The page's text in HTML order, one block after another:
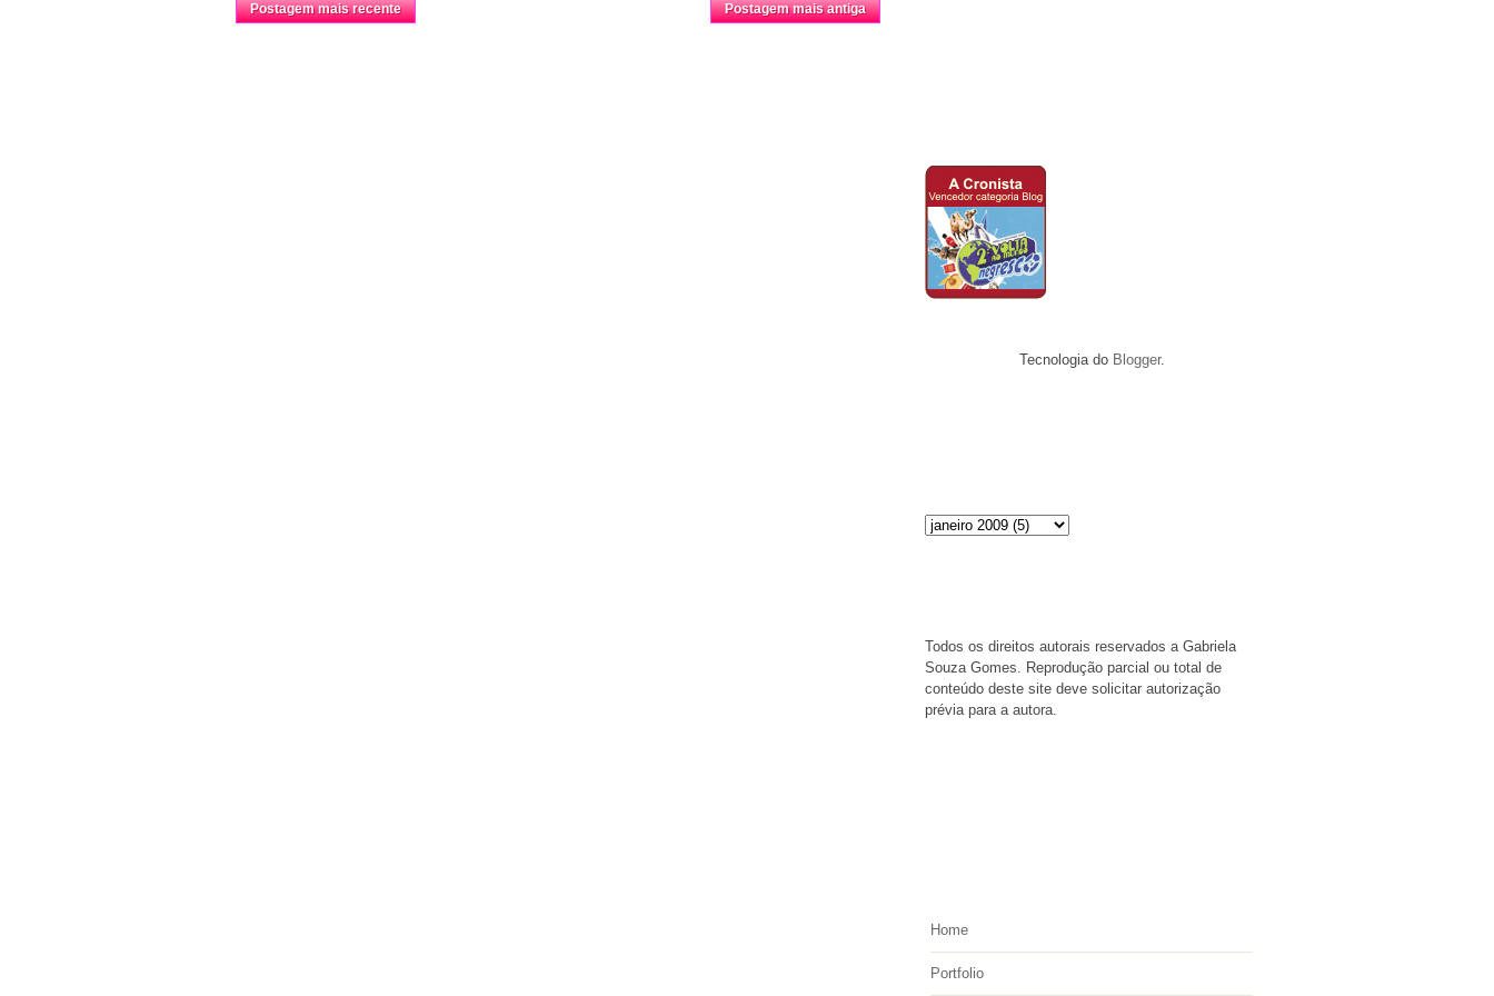
Postagem mais recente Postagem mais antiga
Tecnologia do Blogger.
Todos os direitos autorais reservados a Gabriela
Souza Gomes. Reprodução parcial ou total de
conteúdo deste site deve solicitar autorização
prévia para a autora.
Home
Portfolio